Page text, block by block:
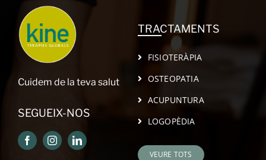
Cuidem de la teva salut
SEGUEIX-NOS
TRACTAMENTS
FISIOTERÀPIA
OSTEOPATIA
ACUPUNTURA
LOGOPÈDIA
VEURE TOTS